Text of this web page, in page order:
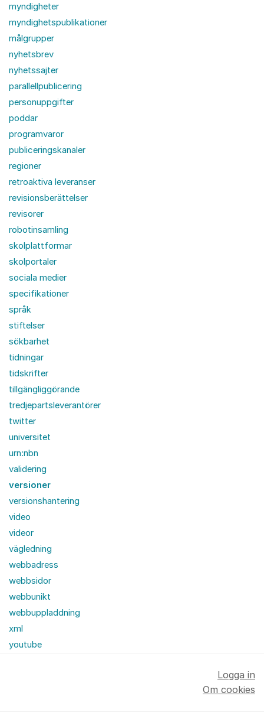
myndigheter
myndighetspublikationer
målgrupper
nyhetsbrev
nyhetssajter
parallellpublicering
personuppgifter
poddar
programvaror
publiceringskanaler
regioner
retroaktiva leveranser
revisionsberättelser
revisorer
robotinsamling
skolplattformar
skolportaler
sociala medier
specifikationer
språk
stiftelser
sökbarhet
tidningar
tidskrifter
tillgängliggörande
tredjepartsleverantörer
twitter
universitet
urn:nbn
validering
versioner
versionshantering
video
videor
vägledning
webbadress
webbsidor
webbunikt
webbuppladdning
xml
youtube
Logga in
Om cookies